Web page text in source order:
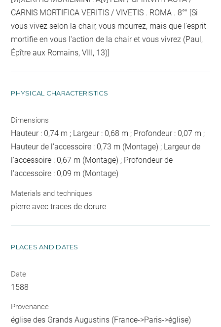
CARNIS MORTIFICA VERITIS / VIVETIS . ROMA . 8°" [Si
vous vivez selon la chair, vous mourrez, mais que l'esprit
mortifie en vous l'action de la chair et vous vivrez (Paul,
Épître aux Romains, VIII, 13)]
PHYSICAL CHARACTERISTICS
Dimensions
Hauteur : 0,74 m ; Largeur : 0,68 m ; Profondeur : 0,07 m ;
Hauteur de l'accessoire : 0,73 m (Montage) ; Largeur de
l'accessoire : 0,67 m (Montage) ; Profondeur de
l'accessoire : 0,09 m (Montage)
Materials and techniques
pierre avec traces de dorure
PLACES AND DATES
Date
1588
Provenance
église des Grands Augustins (France->Paris->église)